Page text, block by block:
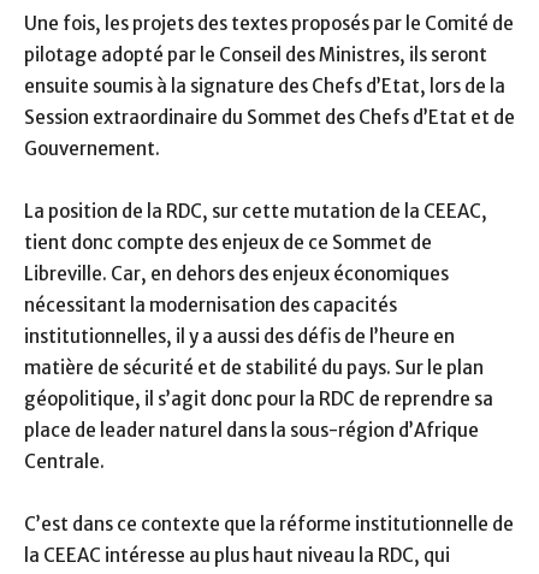
Une fois, les projets des textes proposés par le Comité de
pilotage adopté par le Conseil des Ministres, ils seront
ensuite soumis à la signature des Chefs d’Etat, lors de la
Session extraordinaire du Sommet des Chefs d’Etat et de
Gouvernement.
La position de la RDC, sur cette mutation de la CEEAC,
tient donc compte des enjeux de ce Sommet de
Libreville. Car, en dehors des enjeux économiques
nécessitant la modernisation des capacités
institutionnelles, il y a aussi des défis de l’heure en
matière de sécurité et de stabilité du pays. Sur le plan
géopolitique, il s’agit donc pour la RDC de reprendre sa
place de leader naturel dans la sous-région d’Afrique
Centrale.
C’est dans ce contexte que la réforme institutionnelle de
la CEEAC intéresse au plus haut niveau la RDC, qui